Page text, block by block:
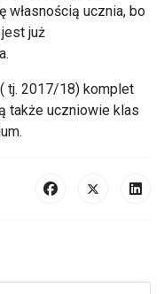
ucznia, bo
już
tj. 2017/18) komplet
także uczniowie klas